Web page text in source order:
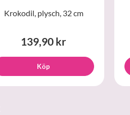
Krokodil, plysch, 32 cm
139,90 kr
Köp